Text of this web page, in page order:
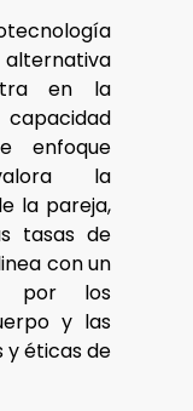
en la
enfoque
la
la pareja,
tasas de
con un
por los
y las
y éticas de